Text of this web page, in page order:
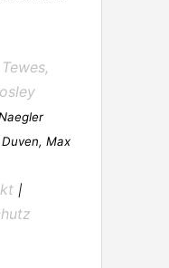
Max
|